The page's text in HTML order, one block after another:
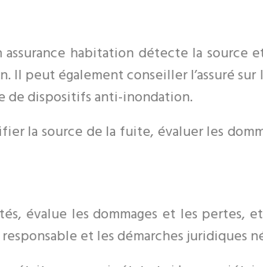
habitation détecte la source
peut également conseiller l’assuré sur
de dispositifs anti-inondation.
la source de la fuite, évaluer les
évalue les dommages et les pertes,
et les démarches juridiques